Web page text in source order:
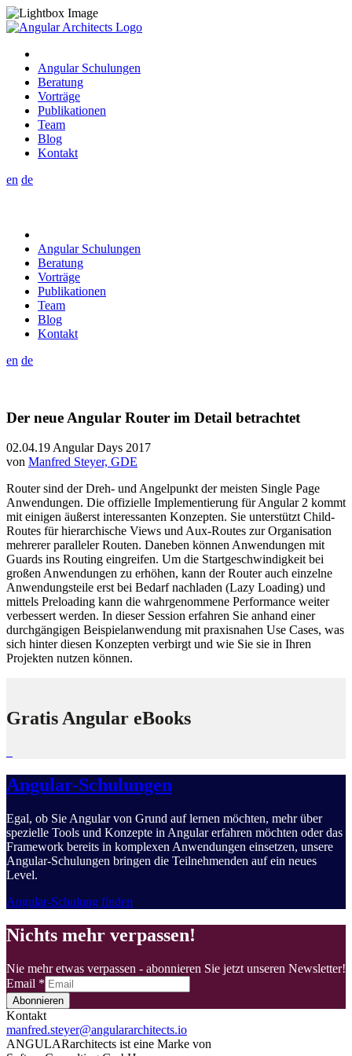
Angular Schulungen
Beratung
Vorträge
Publikationen
Team
Blog
Kontakt
en de
Angular Schulungen
Beratung
Vorträge
Publikationen
Team
Blog
Kontakt
en de
Der neue Angular Router im Detail betrachtet
02.04.19Angular Days 2017
von Manfred Steyer, GDE
Router sind der Dreh- und Angelpunkt der meisten Single Page
Anwendungen. Die offizielle Implementierung für Angular 2 kommt
mit einigen äußerst interessanten Konzepten. Sie unterstützt Child-
Routes für hierarchische Views und Aux-Routes zur Organisation
mehrerer paralleler Routen. Daneben können Anwendungen mit
Guards ins Routing eingreifen. Um die Startgeschwindigkeit bei
großen Anwendungen zu erhöhen, kann der Router auch einzelne
Anwendungsteile erst bei Bedarf nachladen (Lazy Loading) und
mittels Preloading kann die wahrgenommene Performance weiter
verbessert werden. In dieser Session erfahren Sie anhand einer
durchgängigen Beispielanwendung mit praxisnahen Use Cases, was
sich hinter diesen Konzepten verbirgt und wie Sie sie in Ihren
Projekten nutzen können.
Gratis Angular eBooks
Angular-Schulungen
Egal, ob Sie Angular von Grund auf lernen möchten, mehr über
spezielle Tools und Konzepte in Angular erfahren möchten oder das
Framework bereits in komplexen Anwendungen einsetzen, unsere
Angular-Schulungen bringen die Teilnehmenden auf ein neues
Level.
Angular-Schulung finden
Nichts mehr verpassen!
Nie mehr etwas verpassen - abonnieren Sie jetzt unseren Newsletter!
Email *
Abonnieren
Kontakt
manfred.steyer@angulararchitects.io
ANGULARarchitects ist eine Marke von